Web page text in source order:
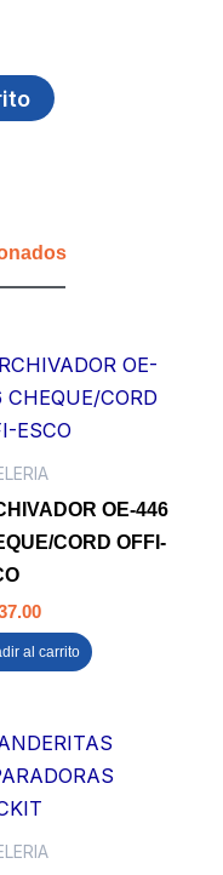
OE-446
CORD OFFI-
al carrito